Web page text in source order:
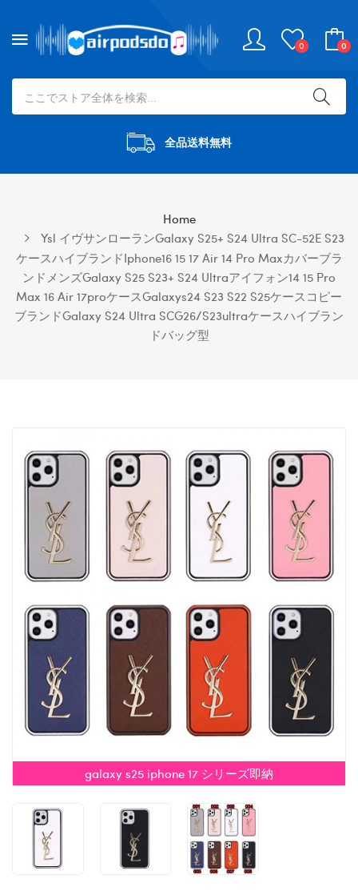
0 0
全品送料無料
Home
Ysl イヴサンローランGalaxy S25+ S24 Ultra SC-52E S23
ケースハイブランドiphone16 15 17 Air 14 Pro Maxカバーブラ
ンドメンズgalaxy S25 S23+ S24 Ultraアイフォン14 15 Pro
Max 16 Air 17proケースGalaxys24 S23 S22 S25ケースコピー
ブランドGalaxy S24 Ultra SCG26/s23ultraケースハイブラン
ドバッグ型
galaxy s25 iphone 17 シリーズ即納